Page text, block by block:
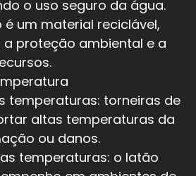
o uso seguro da água.
é um material reciclável,
proteção ambiental e a
temperaturas: torneiras de
altas temperaturas da
ou danos.
temperaturas: o latão